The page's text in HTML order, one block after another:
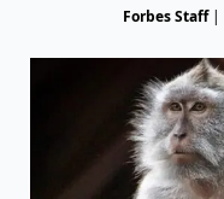
Forbes Staff|